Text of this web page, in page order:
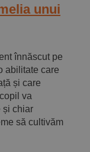
unui
înnăscut pe
abilitate care
și care
va
și chiar
să cultivăm